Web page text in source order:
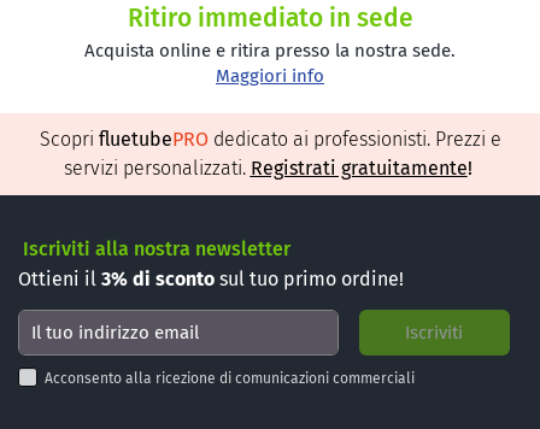
Ritiro immediato in sede
Acquista online e ritira presso la nostra sede.
Maggiori info
Scopri fluetubePRO dedicato ai professionisti. Prezzi e
servizi personalizzati. Registrati gratuitamente!
Iscriviti alla nostra newsletter
Ottieni il 3% di sconto sul tuo primo ordine!
Acconsento alla ricezione di comunicazioni commerciali